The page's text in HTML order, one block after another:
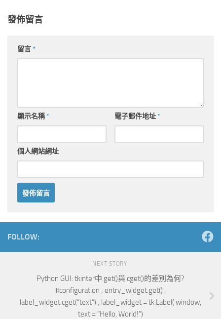
發佈留言
留言*
顯示名稱* 電子郵件地址*
個人網站網址
FOLLOW:
NEXT STORY
Python GUI: tkinter中.get()與.cget()的差別為何?
#configuration ; entry_widget.get() ;
label_widget.cget(“text”) ; label_widget = tk.Label( window,
text = “Hello, World!”)